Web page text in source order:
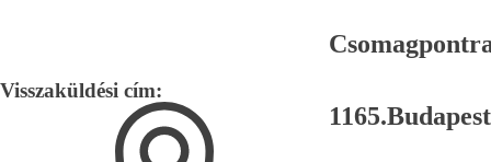
Visszaküldési cím: